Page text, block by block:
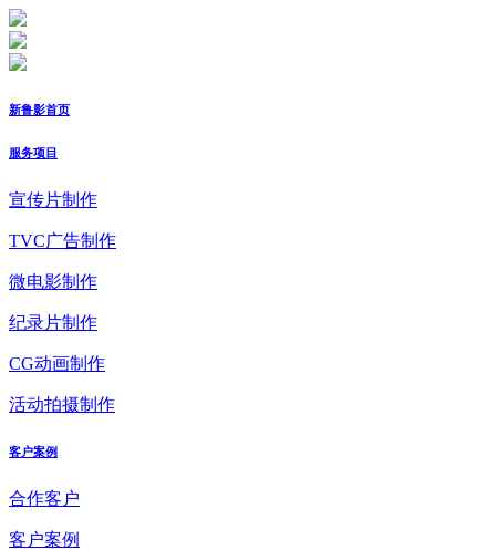
新鲁影首页
服务项目
宣传片制作
TVC广告制作
微电影制作
纪录片制作
CG动画制作
活动拍摄制作
客户案例
合作客户
客户案例